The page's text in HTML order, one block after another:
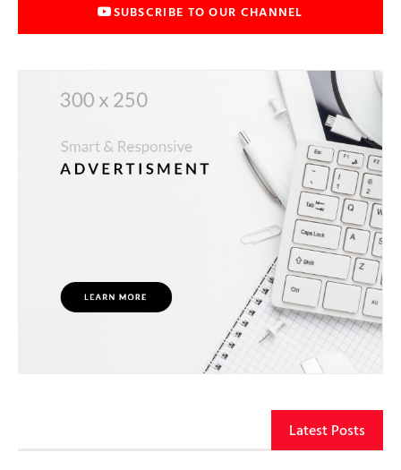
SUBSCRIBE TO OUR CHANNEL
Latest Posts